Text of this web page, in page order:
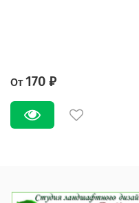
От 170 ₽